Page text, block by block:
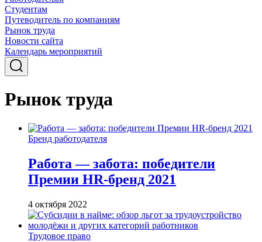
Студентам
Путеводитель по компаниям
Рынок труда
Новости сайта
Календарь мероприятий
Рынок труда
Бренд работодателя
Работа — забота: победители
Премии HR-бренд 2021
4 октября 2022
Трудовое право